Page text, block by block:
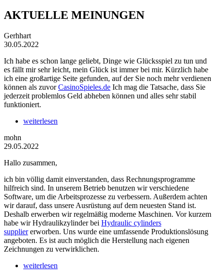
AKTUELLE MEINUNGEN
Gerhhart
30.05.2022
Ich habe es schon lange geliebt, Dinge wie Glücksspiel zu tun und
es fällt mir sehr leicht, mein Glück ist immer bei mir. Kürzlich habe
ich eine großartige Seite gefunden, auf der Sie noch mehr verdienen
können als zuvorCasinoSpieles.de Ich mag die Tatsache, dass Sie
jederzeit problemlos Geld abheben können und alles sehr stabil
funktioniert.
weiterlesen
mohn
29.05.2022
Hallo zusammen,
ich bin völlig damit einverstanden, dass Rechnungsprogramme
hilfreich sind. In unserem Betrieb benutzen wir verschiedene
Software, um die Arbeitsprozesse zu verbessern. Außerdem achten
wir darauf, dass unsere Ausrüstung auf dem neuesten Stand ist.
Deshalb erwerben wir regelmäßig moderne Maschinen. Vor kurzem
habe wir Hydraulikzylinder bei Hydraulic cylinders
suppliererworben. Uns wurde eine umfassende Produktionslösung
angeboten. Es ist auch möglich die Herstellung nach eigenen
Zeichnungen zu verwirklichen.
weiterlesen